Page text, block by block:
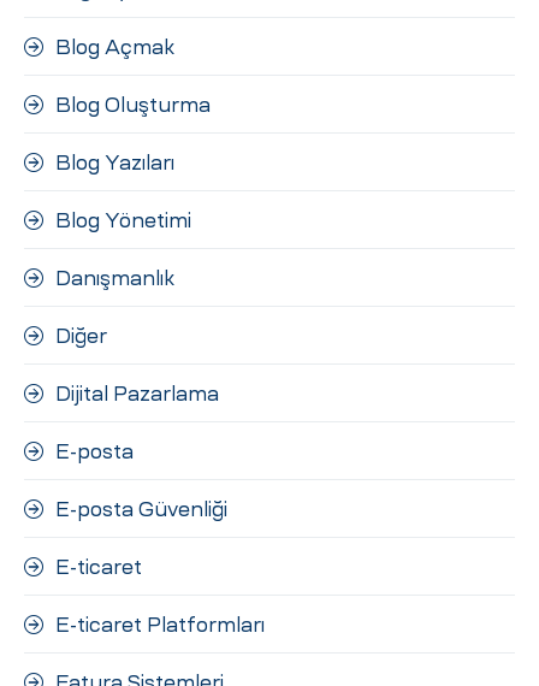
Blog Açmak
Blog Oluşturma
Blog Yazıları
Blog Yönetimi
Danışmanlık
Diğer
Dijital Pazarlama
E-posta
E-posta Güvenliği
E-ticaret
E-ticaret Platformları